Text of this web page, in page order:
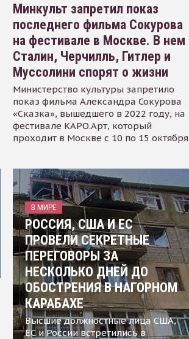
Минкульт запретил показ
последнего фильма Сокурова
на фестивале в Москве. В нем
Сталин, Черчилль, Гитлер и
Муссолини спорят о жизни
Министерство культуры запретило
показ фильма Александра Сокурова
«Сказка», вышедшего в 2022 году, на
фестивале КАРО.Арт, который
проходит в Москве с 10 по 15 октября
В МИРЕ
РОССИЯ, США И ЕС
ПРОВЕЛИ СЕКРЕТНЫЕ
ПЕРЕГОВОРЫ ЗА
НЕСКОЛЬКО ДНЕЙ ДО
ОБОСТРЕНИЯ В НАГОРНОМ
КАРАБАХЕ
Высшие должностные лица США,
ЕС и России встретились в